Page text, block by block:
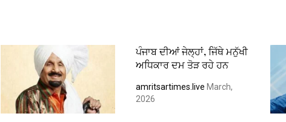
ਪੰਜਾਬ ਦੀਆਂ ਜੇਲ੍ਹਾਂ, ਜਿੱਥੇ ਮਨੁੱਖੀ
ਅਧਿਕਾਰ ਦਮ ਤੋੜ ਰਹੇ ਹਨ
amritsartimes.live March,
2026